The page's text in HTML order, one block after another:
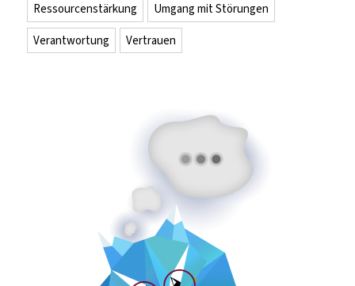
Ressourcenstärkung
Umgang mit Störungen
Verantwortung
Vertrauen